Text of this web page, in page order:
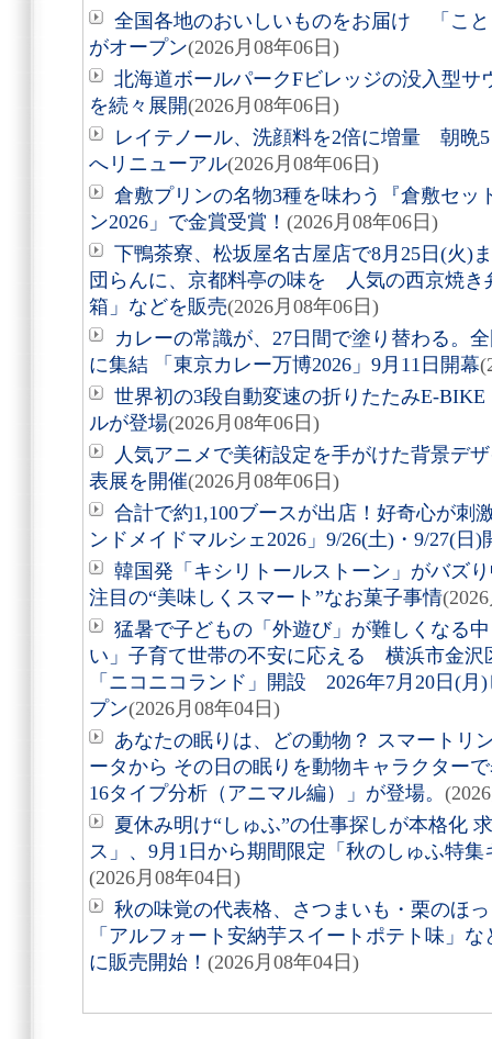
全国各地のおいしいものをお届け 「こ
がオープン(2026月08年06日)
北海道ボールパークFビレッジの没入型サ
を続々展開(2026月08年06日)
レイテノール、洗顔料を2倍に増量 朝晩
へリニューアル(2026月08年06日)
倉敷プリンの名物3種を味わう『倉敷セッ
ン2026」で金賞受賞！ (2026月08年06日)
下鴨茶寮、松坂屋名古屋店で8月25日(火)
団らんに、京都料亭の味を 人気の西京焼き
箱」などを販売(2026月08年06日)
カレーの常識が、27日間で塗り替わる。
に集結 「東京カレー万博2026」9月11日開幕
世界初の3段自動変速の折りたたみE-
ルが登場(2026月08年06日)
人気アニメで美術設定を手がけた背景デ
表展を開催(2026月08年06日)
合計で約1,100ブースが出店！好奇心が
ンドメイドマルシェ2026」9/26(土)・9/27(日)
韓国発「キシリトールストーン」がバズ
注目の“美味しくスマート”なお菓子事情
猛暑で子どもの「外遊び」が難しくなる
い」子育て世帯の不安に応える 横浜市金沢
「ニコニコランド」開設 2026年7月20日(
プン(2026月08年04日)
あなたの眠りは、どの動物？ スマートリ
ータから その日の眠りを動物キャラクター
16タイプ分析（アニマル編）」が登場。
夏休み明け“しゅふ”の仕事探しが本格化
ス」、9月1日から期間限定「秋のしゅふ特
(2026月08年04日)
秋の味覚の代表格、さつまいも・栗のほ
「アルフォート安納芋スイートポテト味」
に販売開始！ (2026月08年04日)